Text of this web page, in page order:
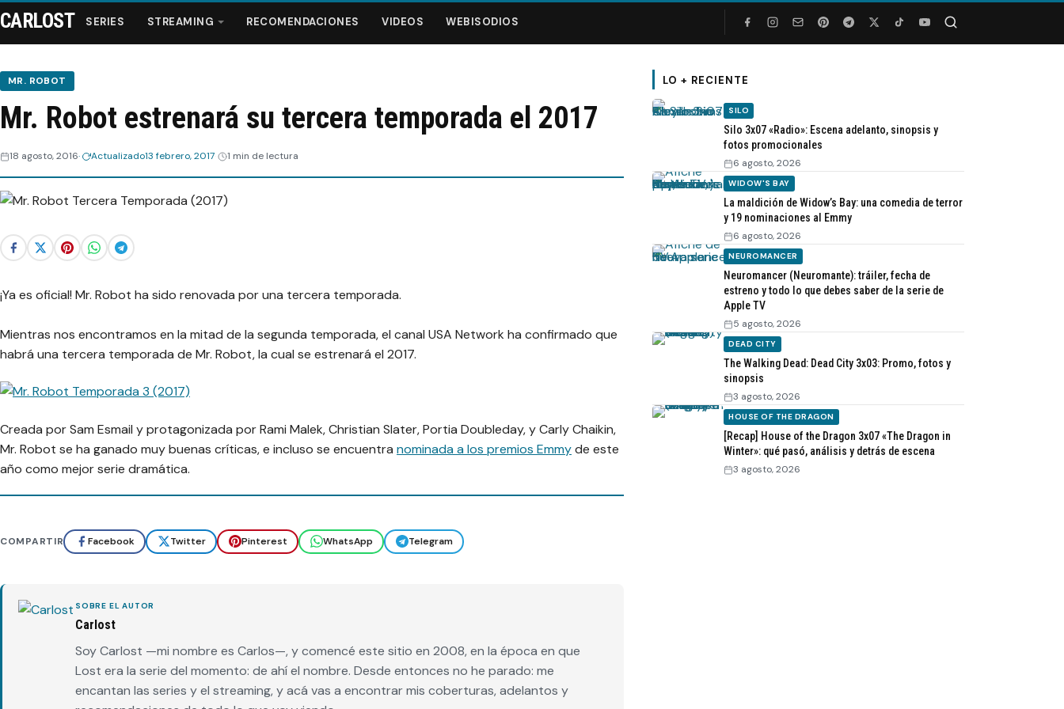
Series
Streaming
Recomendaciones
Videos
Webisodios
CARLOST SERIES STREAMING RECOMENDACIONES VIDEOS WEBISODIOS
MR. ROBOT
Mr. Robot estrenará su tercera temporada el 2017
18 agosto, 2016 Actualizado13 febrero, 2017 1 min de lectura
¡Ya es oficial! Mr. Robot ha sido renovada por una tercera temporada.
Mientras nos encontramos en la mitad de la segunda temporada, el canal USA Network ha confirmado que
habrá una tercera temporada de Mr. Robot, la cual se estrenará el 2017.
Creada por Sam Esmail y protagonizada por Rami Malek, Christian Slater, Portia Doubleday, y Carly Chaikin,
Mr. Robot se ha ganado muy buenas críticas, e incluso se encuentra nominada a los premios Emmyde este
año como mejor serie dramática.
COMPARTIR Facebook Twitter Pinterest WhatsApp Telegram
SOBRE EL AUTOR
Carlost
Soy Carlost —mi nombre es Carlos—, y comencé este sitio en 2008, en la época en que
Lost era la serie del momento: de ahí el nombre. Desde entonces no he parado: me
encantan las series y el streaming, y acá vas a encontrar mis coberturas, adelantos y
LO + RECIENTE
SILO
Silo 3x07 «Radio»: Escena adelanto, sinopsis y
fotos promocionales
6 agosto, 2026
WIDOW'S BAY
La maldición de Widow’s Bay: una comedia de terror
y 19 nominaciones al Emmy
6 agosto, 2026
NEUROMANCER
Neuromancer (Neuromante): tráiler, fecha de
estreno y todo lo que debes saber de la serie de
Apple TV
5 agosto, 2026
DEAD CITY
The Walking Dead: Dead City 3x03: Promo, fotos y
sinopsis
3 agosto, 2026
HOUSE OF THE DRAGON
[Recap] House of the Dragon 3x07 «The Dragon in
Winter»: qué pasó, análisis y detrás de escena
3 agosto, 2026